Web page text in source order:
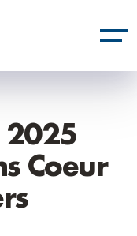
2025
Coeur